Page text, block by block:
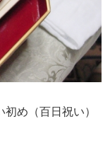
め（百日祝い）